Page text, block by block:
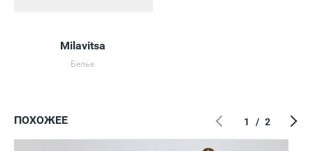
Milavitsa
Белье
ПОХОЖЕЕ 1 / 2